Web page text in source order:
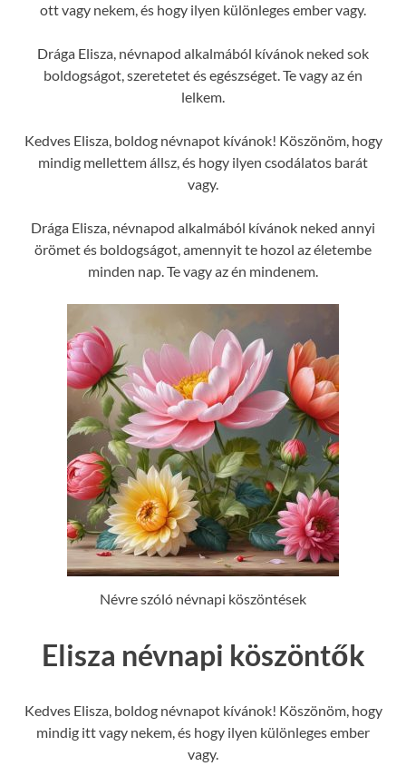
ott vagy nekem, és hogy ilyen különleges ember vagy.
Drága Elisza, névnapod alkalmából kívánok neked sok
boldogságot, szeretetet és egészséget. Te vagy az én
lelkem.
Kedves Elisza, boldog névnapot kívánok! Köszönöm, hogy
mindig mellettem állsz, és hogy ilyen csodálatos barát
vagy.
Drága Elisza, névnapod alkalmából kívánok neked annyi
örömet és boldogságot, amennyit te hozol az életembe
minden nap. Te vagy az én mindenem.
Névre szóló névnapi köszöntések
Elisza névnapi köszöntők
Kedves Elisza, boldog névnapot kívánok! Köszönöm, hogy
mindig itt vagy nekem, és hogy ilyen különleges ember
vagy.